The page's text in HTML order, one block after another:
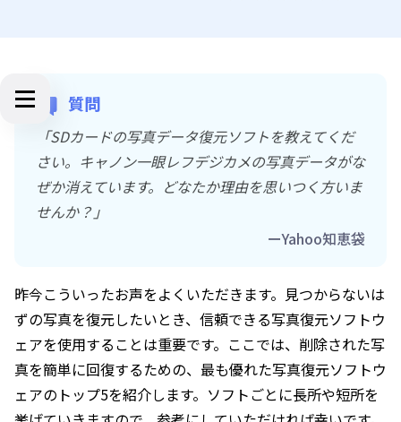
質問
「SDカードの写真データ復元ソフトを教えてくだ
さい。キャノン一眼レフデジカメの写真データがな
ぜか消えています。どなたか理由を思いつく方いま
せんか？」
ーYahoo知恵袋
昨今こういったお声をよくいただきます。見つからないは
ずの写真を復元したいとき、信頼できる写真復元ソフトウ
ェアを使用することは重要です。ここでは、削除された写
真を簡単に回復するための、最も優れた写真復元ソフトウ
ェアのトップ5を紹介します。ソフトごとに長所や短所を